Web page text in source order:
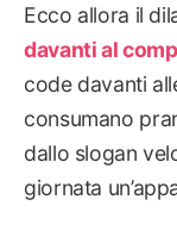
Ecco allora il
davanti al
code davanti
consumano
dallo slogan
giornata